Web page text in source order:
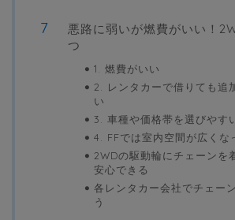
悪路に弱いが燃費がいい！
つ
1. 燃費がいい
2. レンタカーで借りても追
い
3. 車種や価格帯を選びやす
4. FFでは室内空間が広くな
2WDの駆動輪にチェーンを
安心できる
各レンタカー会社でチェー
う